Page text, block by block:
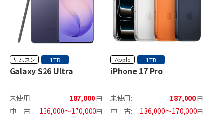
サムスン 1TB
Galaxy S26 Ultra
未使用: 187,000円
中 古: 136,000～170,000円
Apple 1TB
iPhone 17 Pro
未使用: 187,000円
中 古: 136,000～170,000円